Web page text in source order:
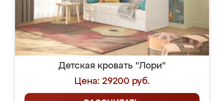
Детская кровать "Лори"
Цена: 29200 руб.